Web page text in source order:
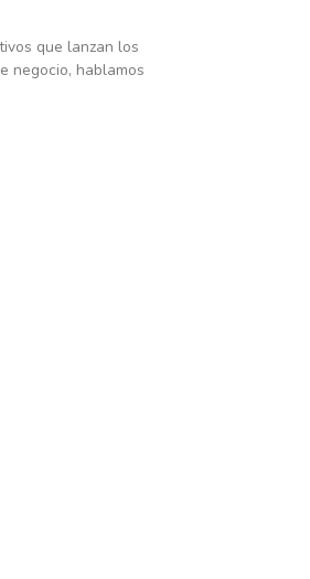
que lanzan los
negocio, hablamos